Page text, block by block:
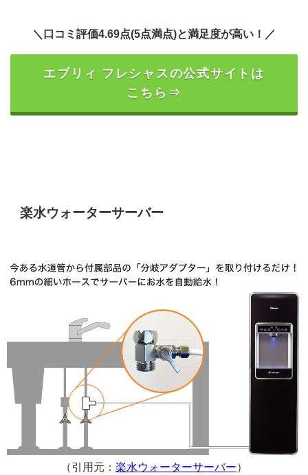
＼口コミ評価4.69点(5点満点)と満足度が高い！／
エブリィ フレシャスの公式サイトは
こちら⇒
楽水ウォーターサーバー
（引用元： 楽水ウォーターサーバー）